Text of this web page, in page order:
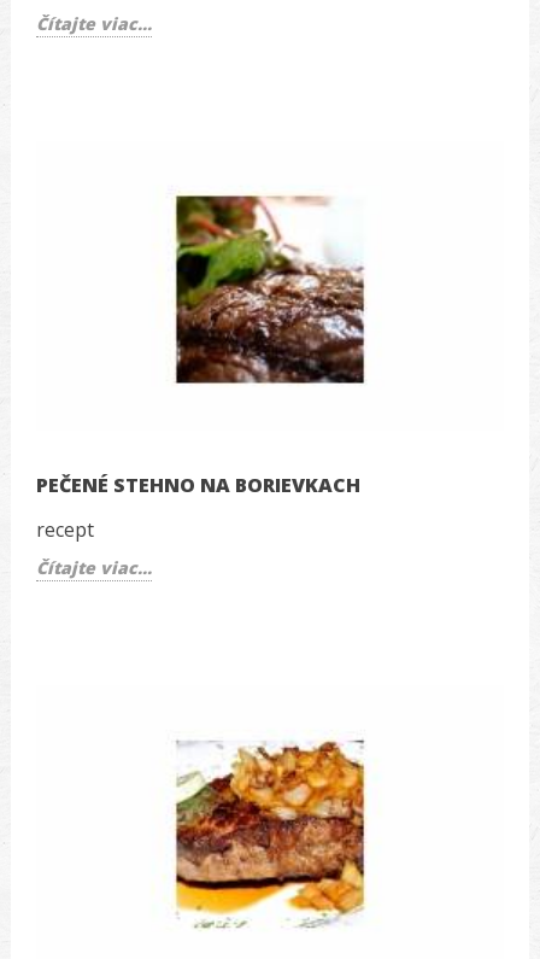
Čítajte viac...
PEČENÉ STEHNO NA BORIEVKACH
recept
Čítajte viac...